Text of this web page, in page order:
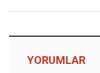
YORUMLAR